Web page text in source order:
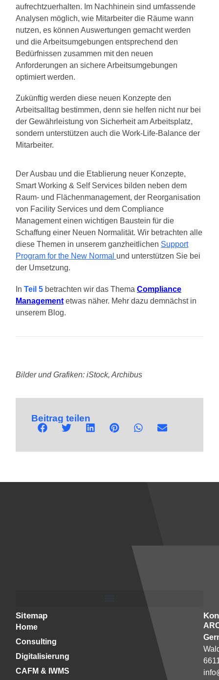
aufrechtzuerhalten. Im Nachhinein sind umfassende
Analysen möglich, wie Mitarbeiter die Räume wann
nutzen, es können Auswertungen gemacht werden
und die Arbeitsumgebungen entsprechend den
Bedürfnissen zusammen mit den neuen
Anforderungen an sichere Arbeitsumgebungen
optimiert werden.
Zukünftig werden diese neuen Konzepte den
Arbeitsalltag bestimmen, denn sie helfen nicht nur bei
der Gewährleistung von Sicherheit am Arbeitsplatz,
sondern unterstützen auch die Work-Life-Balance der
Mitarbeiter.
Der Ausbau und die Etablierung neuer Konzepte,
Smart Working & Self Services bilden neben dem
Raum- und Flächenmanagement, der Reorganisation
von Facility Services und dem Compliance
Management einen wichtigen Baustein für die
Schaffung einer Neuen Normalität. Wir betrachten alle
diese Themen in unserem ganzheitlichen Support
Program for the New Normal und unterstützen Sie bei
der Umsetzung.
In Teil 5 betrachten wir das Thema Compliance
Management etwas näher. Mehr dazu demnächst in
unserem Blog.
Bilder und Grafiken: iStock, Archibus
Beitrag teilen
Sitemap
Home
Consulting
Digitalisierung
CAFM & IWMS